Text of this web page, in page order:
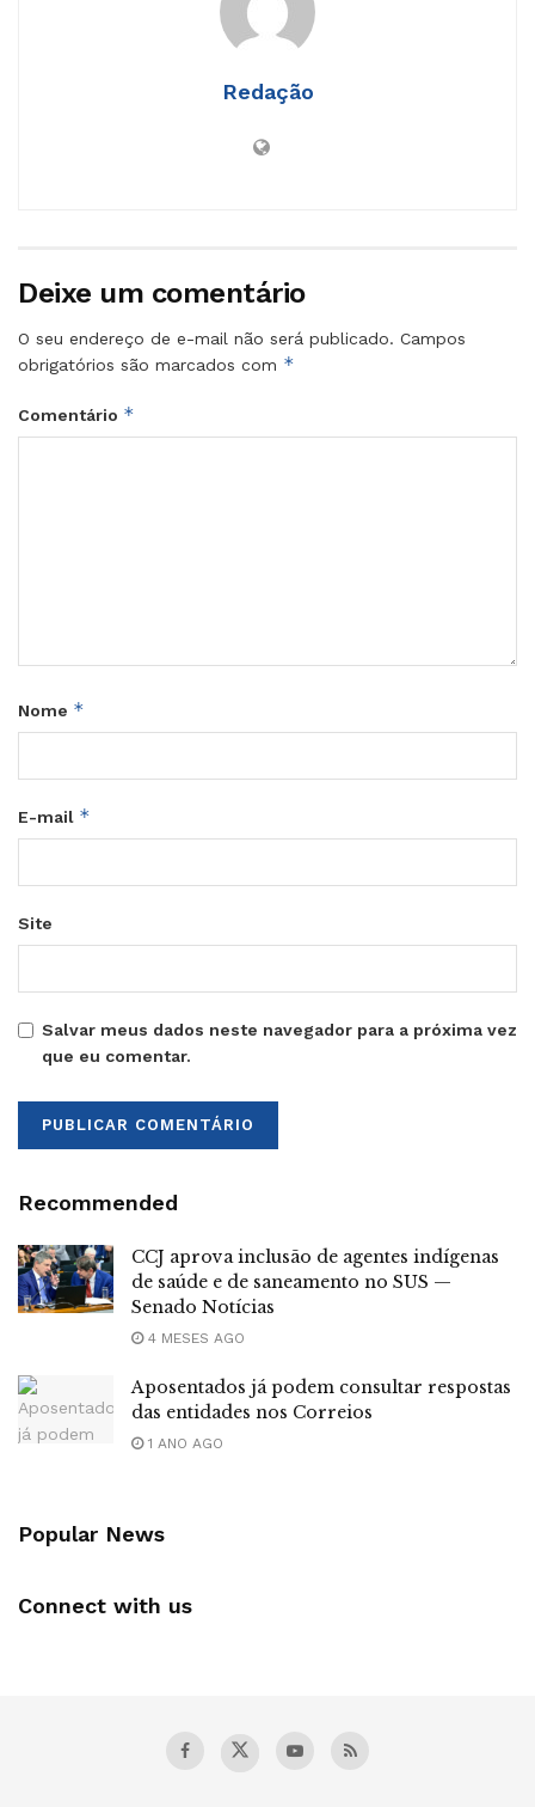
Redação
Deixe um comentário
O seu endereço de e-mail não será publicado. Campos
obrigatórios são marcados com *
Comentário *
Nome *
E-mail *
Site
Salvar meus dados neste navegador para a próxima vez
que eu comentar.
Recommended
CCJ aprova inclusão de agentes indígenas
de saúde e de saneamento no SUS —
Senado Notícias
4 MESES AGO
Aposentados já podem consultar respostas
das entidades nos Correios
1 ANO AGO
Popular News
Connect with us